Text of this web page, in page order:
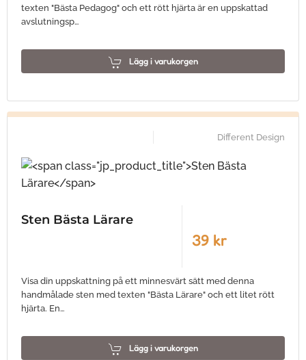
texten "Bästa Pedagog" och ett rött hjärta är en uppskattad
avslutningsp…
Lägg i varukorgen
Different Design
Sten Bästa Lärare
39 kr
Visa din uppskattning på ett minnesvärt sätt med denna
handmålade sten med texten "Bästa Lärare" och ett litet rött
hjärta. En…
Lägg i varukorgen